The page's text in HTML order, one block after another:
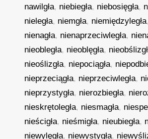
nawilgła, niebiegła, niebosięgła,
nieległa, niemgła, niemiędzyległa,
nienagła, nienaprzeciwległa,
nieobległa, nieoblęgła,
nieoślizgła, niepociągła,
nieprzeciągła, nieprzeciwległa,
nieprzystygła, nierozbiegła,
nieskrętoległa, niesmagła,
nieścigła, nieśmigła, nieubiegła,
niewylęgła, niewystygła,